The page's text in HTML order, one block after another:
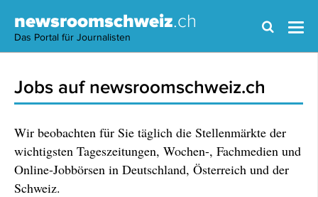
newsroomschweiz.ch
Das Portal für Journalisten
Jobs auf newsroomschweiz.ch
Wir beobachten für Sie täglich die Stellenmärkte der
wichtigsten Tageszeitungen, Wochen-, Fachmedien und
Online-Jobbörsen in Deutschland, Österreich und der
Schweiz.